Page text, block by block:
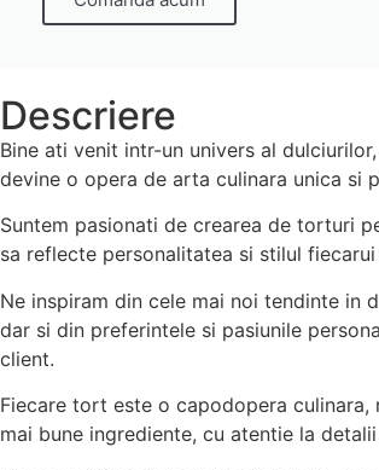
Descriere
Bine ati venit intr-un univers al
devine o opera de arta culinara unica si
Suntem pasionati de crearea de torturi
sa reflecte personalitatea si stilul
Ne inspiram din cele mai noi tendinte in
dar si din preferintele si pasiunile
client.
Fiecare tort este o capodopera culinara,
mai bune ingrediente, cu atentie la